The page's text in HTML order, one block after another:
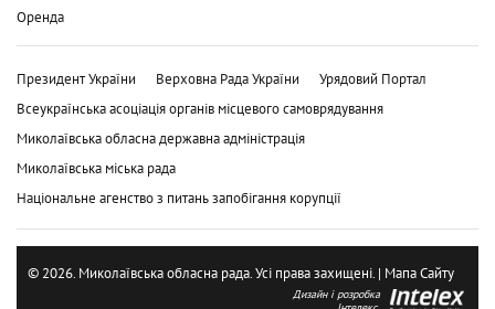
Оренда
Президент України Верховна Рада України
Урядовий Портал
Всеукраїнська асоціація органів місцевого самоврядування
Миколаївська обласна державна адміністрація
Миколаївська міська рада
Національне агенство з питань запобігання корупції
© 2026. Миколаївська обласна рада. Усі права захищені. | Мапа Сайту
Дизайн і розробка